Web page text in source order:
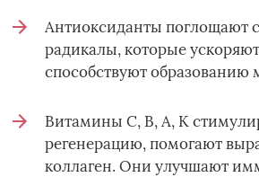
Антиоксиданты поглощают
радикалы, которые
способствуют
Витамины С, В, А, К
регенерацию, помогают
коллаген. Они улучшают